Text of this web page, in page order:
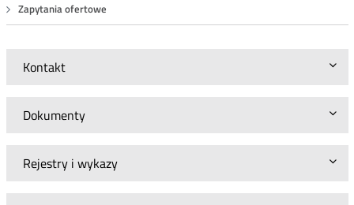
Zapytania ofertowe
Kontakt
Dokumenty
Rejestry i wykazy